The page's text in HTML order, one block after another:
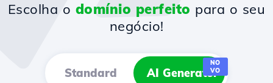
Escolha o domínio perfeito para o seu
negócio!
Standard AI Generator
NO
VO